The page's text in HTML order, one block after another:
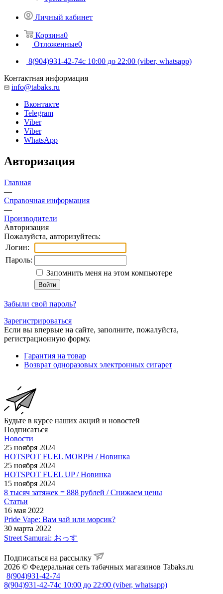
Личный кабинет
Корзина0
Отложенные0
8(904)931-42-74с 10:00 до 22:00 (viber, whatsapp)
Контактная информация
info@tabaks.ru
Вконтакте
Telegram
Viber
Viber
WhatsApp
Авторизация
Главная
—
Справочная информация
—
Производители
Авторизация
Пожалуйста, авторизуйтесь:
Логин:
Пароль:
Запомнить меня на этом компьютере
Забыли свой пароль?
Зарегистрироваться
Если вы впервые на сайте, заполните, пожалуйста,
регистрационную форму.
Гарантия на товар
Возврат одноразовых электронных сигарет
Будьте в курсе наших акций и новостей
Подписаться
Новости
25 ноября 2024
HOTSPOT FUEL MORPH / Новинка
25 ноября 2024
HOTSPOT FUEL UP / Новинка
15 ноября 2024
8 тысяч затяжек = 888 рублей / Снижаем цены
Статьи
16 мая 2022
Pride Vape: Вам чай или морсик?
30 марта 2022
Street Samurai: おっす
Подписаться на рассылку
2026 © Федеральная сеть табачных магазинов Tabaks.ru
8(904)931-42-74
8(904)931-42-74с 10:00 до 22:00 (viber, whatsapp)